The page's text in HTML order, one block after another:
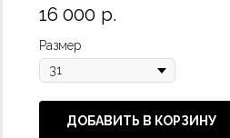
16 000 р.
Размер
ДОБАВИТЬ В КОРЗИНУ